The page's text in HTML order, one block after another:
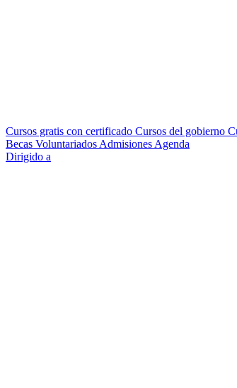
Cursos gratis con certificado Cursos del gobierno
Becas Voluntariados Admisiones Agenda
Dirigido a